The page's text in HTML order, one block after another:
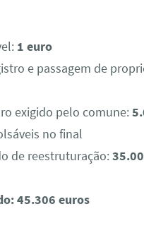
1 euro
e passagem de
exigido pelo comune:
no final
de reestruturação:
45.306 euros